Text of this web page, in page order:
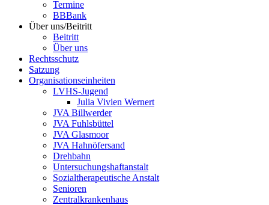
Termine
BBBank
Über uns/Beitritt
Beitritt
Über uns
Rechtsschutz
Satzung
Organisationseinheiten
LVHS-Jugend
Julia Vivien Wernert
JVA Billwerder
JVA Fuhlsbüttel
JVA Glasmoor
JVA Hahnöfersand
Drehbahn
Untersuchungshaftanstalt
Sozialtherapeutische Anstalt
Senioren
Zentralkrankenhaus